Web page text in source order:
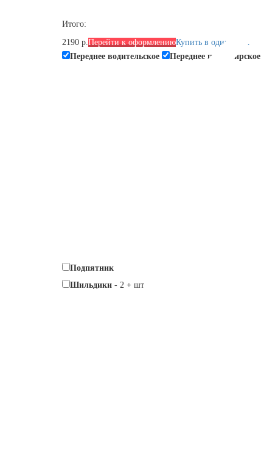
Итого:
2190 р.Перейти к оформлениюКупить в один клик
Переднее водительское
Переднее пассажирское
Подпятник
Шильдики - 2 + шт